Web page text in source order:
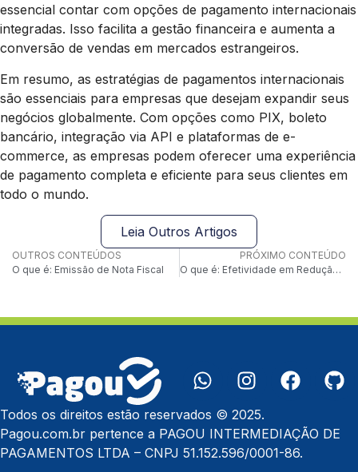
essencial contar com opções de pagamento internacionais
integradas. Isso facilita a gestão financeira e aumenta a
conversão de vendas em mercados estrangeiros.
Em resumo, as estratégias de pagamentos internacionais
são essenciais para empresas que desejam expandir seus
negócios globalmente. Com opções como PIX, boleto
bancário, integração via API e plataformas de e-
commerce, as empresas podem oferecer uma experiência
de pagamento completa e eficiente para seus clientes em
todo o mundo.
Leia Outros Artigos
OUTROS CONTEÚDOS
O que é: Emissão de Nota Fiscal
PRÓXIMO CONTEÚDO
O que é: Efetividade em Redução de Taxas
Todos os direitos estão reservados © 2025.
Pagou.com.br pertence a PAGOU INTERMEDIAÇÃO DE
PAGAMENTOS LTDA – CNPJ 51.152.596/0001-86.